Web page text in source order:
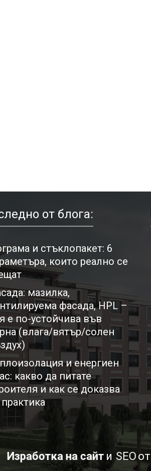
от блога:
и стъклопакет: 6
които реално се
мазилка,
фасада, HPL –
е по-устойчива във
(влага/вятър/солен
и енергиен
какво да питате
и как се доказва
Изработка на сайти SEOот